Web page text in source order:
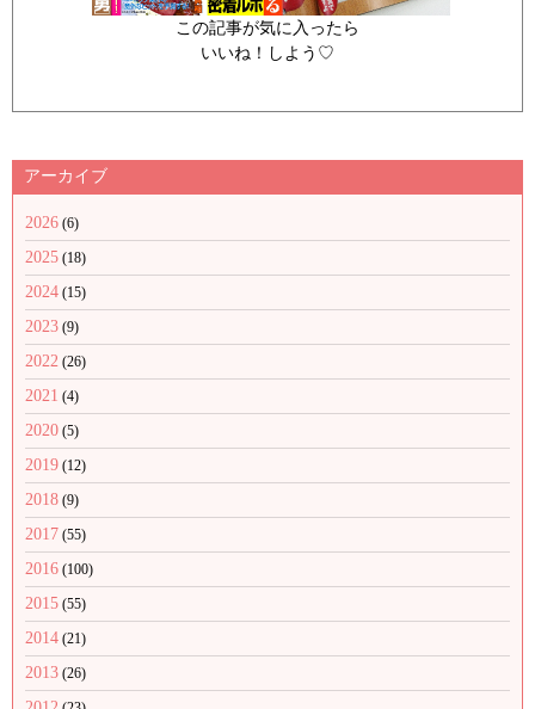
この記事が気に入ったら
いいね！しよう♡
アーカイブ
2026 (6)
2025 (18)
2024 (15)
2023 (9)
2022 (26)
2021 (4)
2020 (5)
2019 (12)
2018 (9)
2017 (55)
2016 (100)
2015 (55)
2014 (21)
2013 (26)